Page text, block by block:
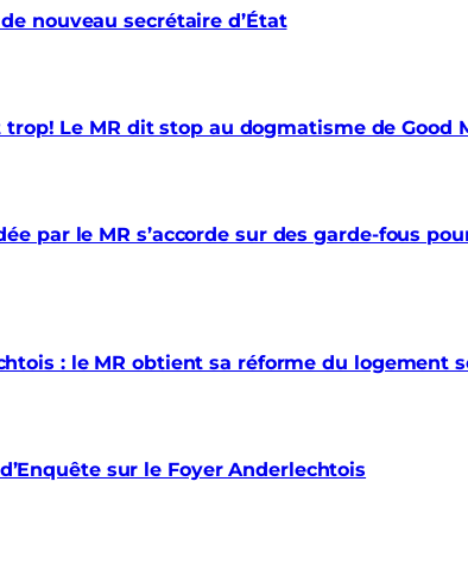
nouveau secrétaire d’État
Le MR dit stop au dogmatisme de Good
par le MR s’accorde sur des garde-fous
: le MR obtient sa réforme du logement
sur le Foyer Anderlechtois